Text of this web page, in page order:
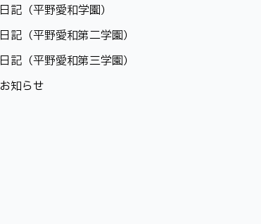
日記（平野愛和学園）
日記（平野愛和第二学園）
日記（平野愛和第三学園）
お知らせ